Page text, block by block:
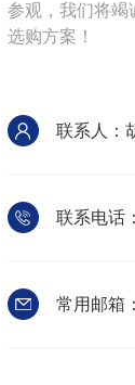
参观，我们将竭
选购方案！
联系人：
联系电话
常用邮箱